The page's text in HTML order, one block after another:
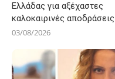
Ελλάδας για αξέχαστες
καλοκαιρινές αποδράσεις
03/08/2026